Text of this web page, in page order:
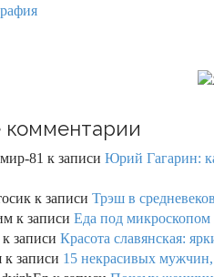
81 к записи Юрий Гагарин:
к записи Трэш в
к записи Еда под микроскопом
к записи Красота славянская:
к записи 15 некрасивых